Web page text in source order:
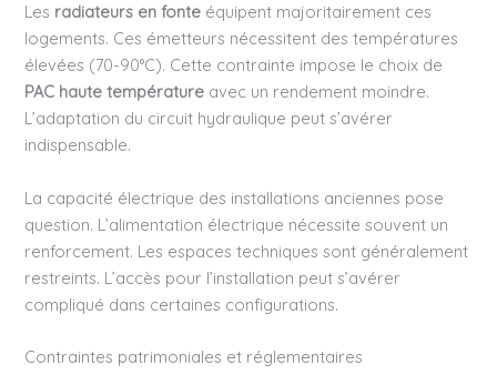
Les radiateurs en fonte équipent majoritairement ces
logements. Ces émetteurs nécessitent des températures
élevées (70-90°C). Cette contrainte impose le choix de
PAC haute température avec un rendement moindre.
L’adaptation du circuit hydraulique peut s’avérer
indispensable.
La capacité électrique des installations anciennes pose
question. L’alimentation électrique nécessite souvent un
renforcement. Les espaces techniques sont généralement
restreints. L’accès pour l’installation peut s’avérer
compliqué dans certaines configurations.
Contraintes patrimoniales et réglementaires